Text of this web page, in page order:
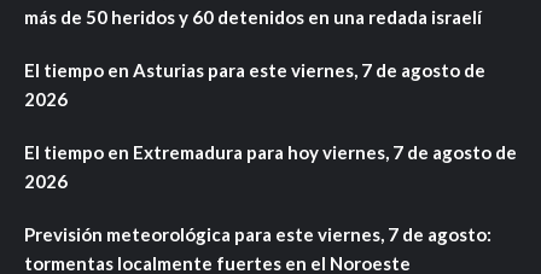
más de 50 heridos y 60 detenidos en una redada israelí
El tiempo en Asturias para este viernes, 7 de agosto de
2026
El tiempo en Extremadura para hoy viernes, 7 de agosto de
2026
Previsión meteorológica para este viernes, 7 de agosto:
tormentas localmente fuertes en el Noroeste